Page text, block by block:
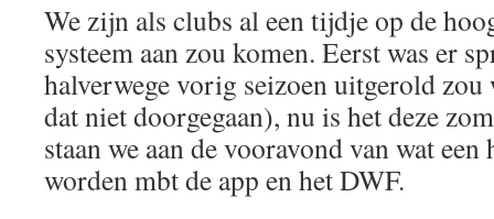
We zijn als clubs al een tijdje op de
systeem aan zou komen. Eerst was er
halverwege vorig seizoen uitgerold
dat niet doorgegaan), nu is het deze
staan we aan de vooravond van wat een
worden mbt de app en het DWF.